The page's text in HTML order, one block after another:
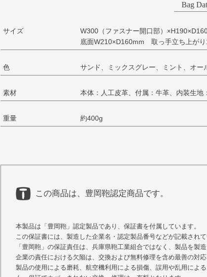
Bag
サイズ
W300（ファスナー開口部）
底面W210×D160mm 取っ手立ち上が
色 サンド、ミックスグレー、ミント、オー
素材 本体：人工皮革、付属：牛革、内装生地
重量 約400g
この商品は、豊岡鞄認定商品です。
本製品は「豊岡鞄」認定製品であり、保証書を付属しています。
この保証書には、製造した企業名・認定製品番号などが記載されて
「豊岡鞄」の保証責任は、兵庫県鞄工業組合ではなく、製品を製
企業の責任における欠陥は、交換および無料修理を含め最善の対応
製品の使用による磨耗、航空機利用による損傷、誤用や乱用によ